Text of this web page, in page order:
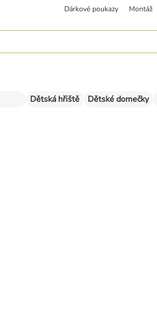
Dárkové poukazy Montáž
Dětská hřiště Dětské domečky